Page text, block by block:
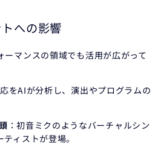
への影響
マンスの領域でも活用が広がって
をAIが分析し、演出やプログラムの
：初音ミクのようなバーチャルシン
ィストが登場。